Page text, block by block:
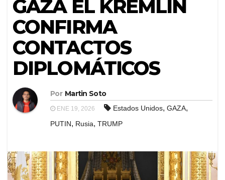
GAZA EL KREMLIN
CONFIRMA
CONTACTOS
DIPLOMÁTICOS
Por Martin Soto
ENE 19, 2026 Estados Unidos, GAZA,
PUTIN, Rusia, TRUMP